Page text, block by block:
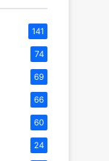
141
74
69
66
60
24